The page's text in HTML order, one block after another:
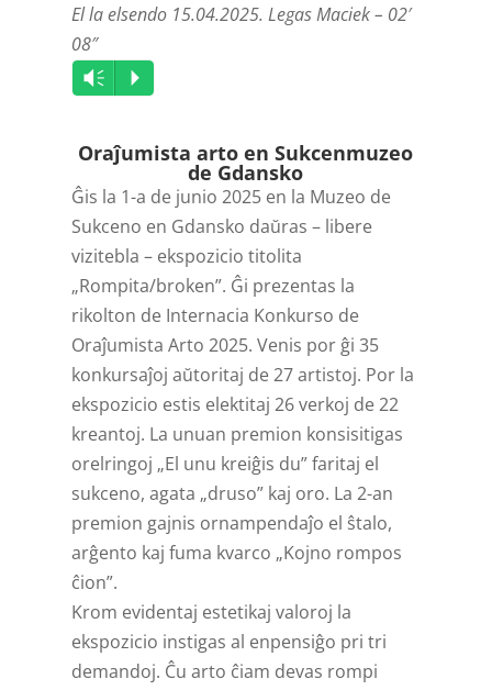
El la elsendo 15.04.2025. Legas Maciek – 02′
08″
Audio
Player
Vm P
Oraĵumista arto en Sukcenmuzeo
de Gdansko
Ĝis la 1-a de junio 2025 en la Muzeo de
Sukceno en Gdansko daŭras – libere
vizitebla – ekspozicio titolita
„Rompita/broken”. Ĝi prezentas la
rikolton de Internacia Konkurso de
Oraĵumista Arto 2025. Venis por ĝi 35
konkursaĵoj aŭtoritaj de 27 artistoj. Por la
ekspozicio estis elektitaj 26 verkoj de 22
kreantoj. La unuan premion konsisitigas
orelringoj „El unu kreiĝis du” faritaj el
sukceno, agata „druso” kaj oro. La 2-an
premion gajnis ornampendaĵo el ŝtalo,
arĝento kaj fuma kvarco „Kojno rompos
ĉion”.
Krom evidentaj estetikaj valoroj la
ekspozicio instigas al enpensiĝo pri tri
demandoj. Ĉu arto ĉiam devas rompi